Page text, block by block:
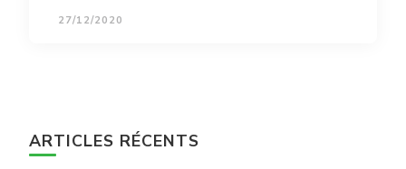
27/12/2020
ARTICLES RÉCENTS